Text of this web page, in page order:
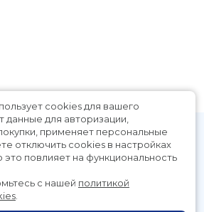
cookies для вашего
данные для авторизации,
применяет персональные
отключить cookies в настройках
это повлияет на функциональность
с нашей политикой